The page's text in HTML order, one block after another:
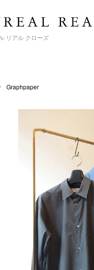
リアル クローズ
Graphpaper